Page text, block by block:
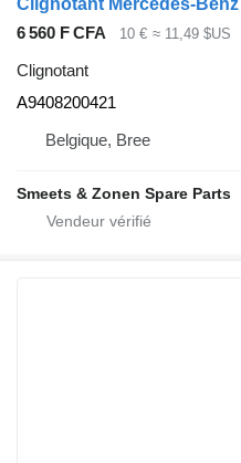
6 560 F CFA 10 € ≈ 11,49 $US
Clignotant
A9408200421
Belgique, Bree
Smeets & Zonen Spare Parts